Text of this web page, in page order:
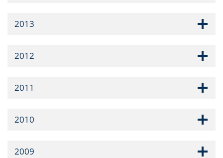
2013
2012
2011
2010
2009